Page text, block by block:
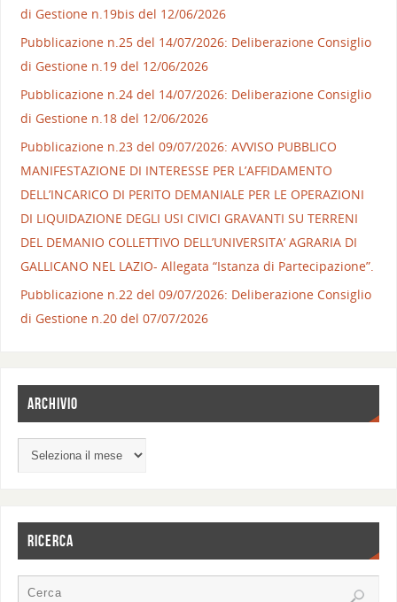
di Gestione n.19bis del 12/06/2026
Pubblicazione n.25 del 14/07/2026: Deliberazione Consiglio
di Gestione n.19 del 12/06/2026
Pubblicazione n.24 del 14/07/2026: Deliberazione Consiglio
di Gestione n.18 del 12/06/2026
Pubblicazione n.23 del 09/07/2026: AVVISO PUBBLICO
MANIFESTAZIONE DI INTERESSE PER L’AFFIDAMENTO
DELL’INCARICO DI PERITO DEMANIALE PER LE OPERAZIONI
DI LIQUIDAZIONE DEGLI USI CIVICI GRAVANTI SU TERRENI
DEL DEMANIO COLLETTIVO DELL’UNIVERSITA’ AGRARIA DI
GALLICANO NEL LAZIO- Allegata “Istanza di Partecipazione”.
Pubblicazione n.22 del 09/07/2026: Deliberazione Consiglio
di Gestione n.20 del 07/07/2026
ARCHIVIO
RICERCA